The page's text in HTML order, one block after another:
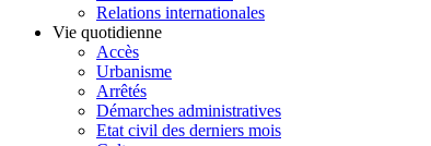
Relations internationales
Vie quotidienne
Accès
Urbanisme
Arrêtés
Démarches administratives
Etat civil des derniers mois